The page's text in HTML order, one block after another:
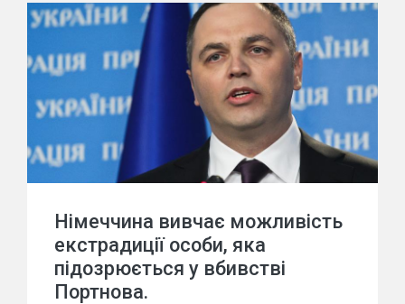
Німеччина вивчає можливість
екстрадиції особи, яка
підозрюється у вбивстві
Портнова.